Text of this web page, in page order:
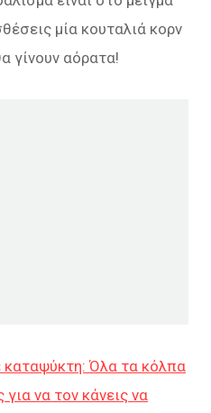
μία κουταλιά κορν
γίνουν αόρατα!
Όλα τα κόλπα
να τον κάνεις να